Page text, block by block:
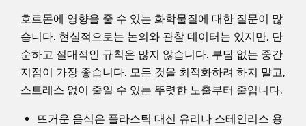
호르몬에 영향을 줄 수 있는 화학물질에 대한 질문이 많
습니다. 현실적으로는 논의와 관찰 데이터는 있지만, 단
순하고 절대적인 규칙은 많지 않습니다. 부담 없는 중간
지점이 가장 좋습니다. 모든 것을 최적화하려 하지 말고,
스트레스 없이 줄일 수 있는 뚜렷한 노출부터 줄입니다.
뜨거운 음식은 플라스틱 대신 유리나 스테인리스 용